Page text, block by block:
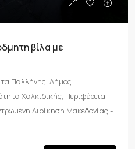
βίλα με
Παλλήνης, Δήμος
Χαλκιδικής, Περιφέρεια
Διοίκηση Μακεδονίας -